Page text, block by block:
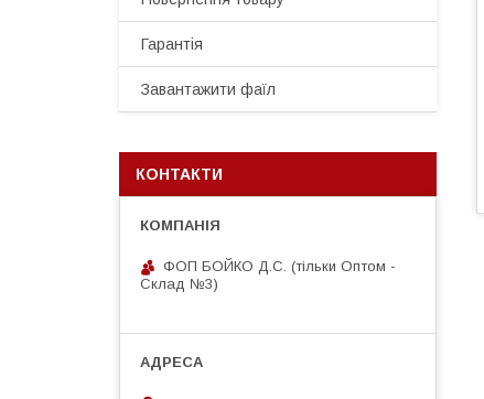
Гарантія
Завантажити фаїл
КОНТАКТИ
ФОП БОЙКО Д.С. (тільки Оптом -
Склад №3)